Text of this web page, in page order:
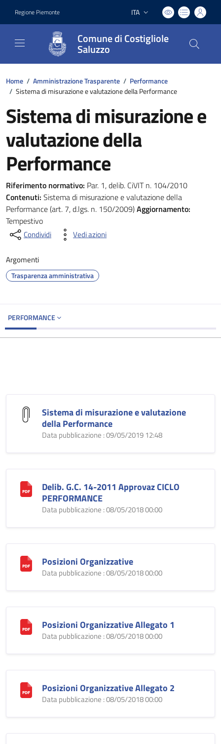
Regione Piemonte Lingua attiva:
ITA
Comune di Costigliole
Saluzzo
Home / Amministrazione Trasparente / Performance
/ Sistema di misurazione e valutazione della Performance
Sistema di misurazione e
valutazione della
Performance
Riferimento normativo: Par. 1, delib. CiVIT n. 104/2010
Contenuti: Sistema di misurazione e valutazione della
Performance (art. 7, d.lgs. n. 150/2009)Aggiornamento:
Tempestivo
Condividi Vedi azioni
Argomenti
Trasparenza amministrativa
PERFORMANCE
Sistema di misurazione e valutazione
della Performance
Data pubblicazione : 09/05/2019 12:48
Delib. G.C. 14-2011 Approvaz CICLO
PERFORMANCE
Data pubblicazione : 08/05/2018 00:00
Posizioni Organizzative
Data pubblicazione : 08/05/2018 00:00
Posizioni Organizzative Allegato 1
Data pubblicazione : 08/05/2018 00:00
Posizioni Organizzative Allegato 2
Data pubblicazione : 08/05/2018 00:00